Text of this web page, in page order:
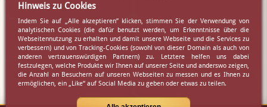
Newsletter Partner
Virtueller Rundgang Presse
Hinweis zu Cookies
Indem Sie auf „Alle akzeptieren” klicken, stimmen Sie der Verwendung von
analytischen Cookies (die dafür benutzt werden, um Erkenntnisse über die
Webseitennutzung zu erhalten und damit unsere Webseite und die Services zu
verbessern) und von Tracking-Cookies (sowohl von dieser Domain als auch von
anderen vertrauenswürdigen Partnern) zu. Letztere helfen uns dabei
festzulegen, welche Produkte wir Ihnen auf unserer Seite und anderswo zeigen,
die Anzahl an Besuchern auf unseren Webseiten zu messen und es Ihnen zu
ermöglichen, ein „Like“ auf Social Media zu geben oder etwas zu teilen.